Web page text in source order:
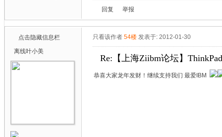
回复 举报
点击隐藏信息栏
离线叶小美
只看该作者 54楼 发表于: 2012-01-30
Re:【上海Ziibm论坛】
恭喜大家龙年发财！继续支持我们 最爱IBM